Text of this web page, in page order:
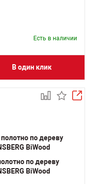
Есть в наличии
В один клик
по дереву
BiWood